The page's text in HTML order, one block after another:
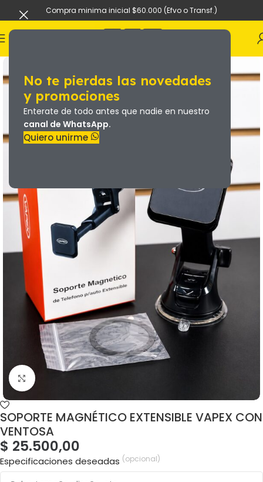
No te pierdas las novedades
y promociones
Enterate de todo antes que nadie en nuestro
canal de WhatsApp.
Quiero unirme
Compra minima inicial $60.000 (Efvo o Transf.)
SOPORTE MAGNÉTICO EXTENSIBLE VAPEX CON
VENTOSA
$ 25.500,00
Especificaciones deseadas (opcional)